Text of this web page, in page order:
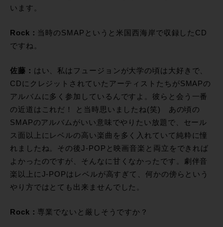
います。
Rock： 当時のSMAPというと米国西海岸で収録したCD
ですね。
佐藤： はい、私はフュージョンが大学の頃は大好きで、
CDにクレジットされていたアーティストたちがSMAPの
アルバムに多く参加しているんですよ。彼らと会う一番
の近道はこれだ！ と当時思いましたね(笑) あの頃の
SMAPのアルバムがいい意味でやりたい放題で、セール
ス面以上にレベルの高い楽曲を多く入れていて純粋に憧
れましたね。その後J-POPと映画音楽と両立をできれば
よかったのですが、そんなに甘くなかったです。劇伴音
楽以上にJ-POPはレベルが高すぎて、何かの傍らという
やり方ではとても出来ませんでした。
Rock： 専業でないと厳しそうですか？